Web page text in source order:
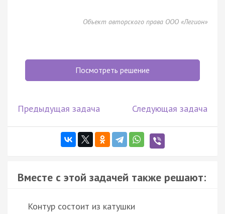
Объект авторского права ООО «Легион»
Посмотреть решение
Предыдущая задача Следующая задача
Вместе с этой задачей также решают:
Контур состоит из катушки